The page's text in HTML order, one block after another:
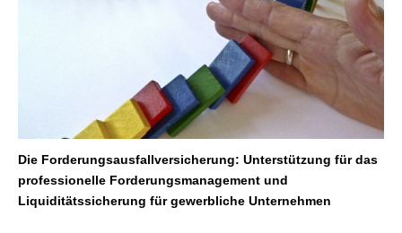
Die Forderungsausfallversicherung: Unterstützung für das
professionelle Forderungsmanagement und
Liquiditätssicherung für gewerbliche Unternehmen